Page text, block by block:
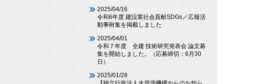
2025/04/16
令和6年度 建設業社会貢献SDGs／広報活
動事例集を掲載しました
2025/04/01
令和７年度 全建 技術研究発表会 論文募
集を開始しました。（応募締切：6月30
日）
2025/01/28